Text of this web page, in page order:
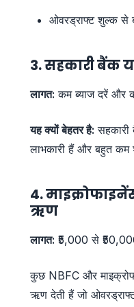
ओवरड्राफ्ट शुल्क से
3. सहकारी बैंक
लागत: कम ब्याज दरें और
यह क्यों बेहतर है:
लाभकारी हैं और बहुत
4.
ऋण
लागत: ₹5,000 से
कुछ NBFC और
ऋण देती हैं जो